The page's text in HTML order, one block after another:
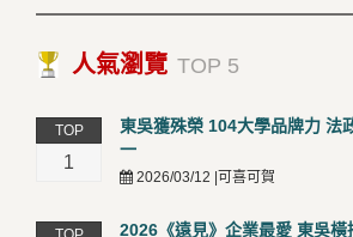
人氣瀏覽 TOP 5
TOP
1
東吳獲殊榮 104大學品牌力 法
一
2026/03/12 |可喜可賀
2026《遠見》企業最愛 東吳橫